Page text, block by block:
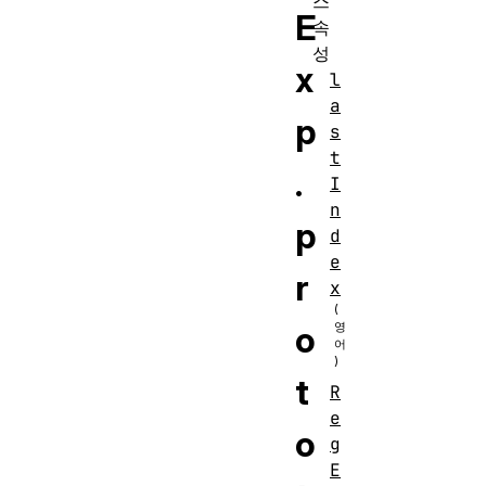
E
x
p
.
p
r
o
t
o
속
성
l
a
s
t
I
n
d
e
x
R
e
g
E